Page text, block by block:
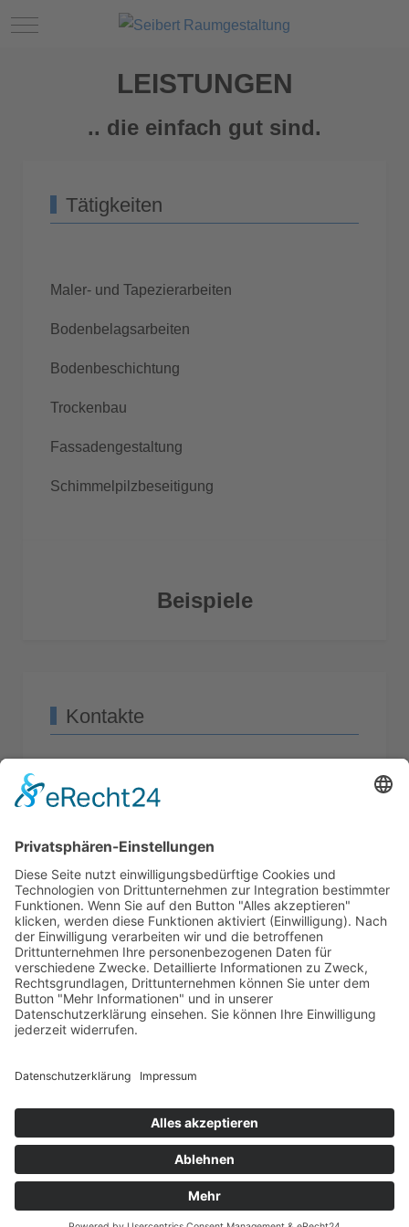
Mobile Menu Toggle
LEISTUNGEN
.. die einfach gut sind.
Tätigkeiten
Maler- und Tapezierarbeiten
Bodenbelagsarbeiten
Bodenbeschichtung
Trockenbau
Fassadengestaltung
Schimmelpilzbeseitigung
Beispiele
Kontakte
Alte Briloner Str. 20a
Telefon: 02904 / 710741
Mobil: 0171 / 2180246
info@seibert-raumgestaltung.de
Zum Kontaktformular
Datenschutz
Copyright © 2026 Seibert Raumgestaltung